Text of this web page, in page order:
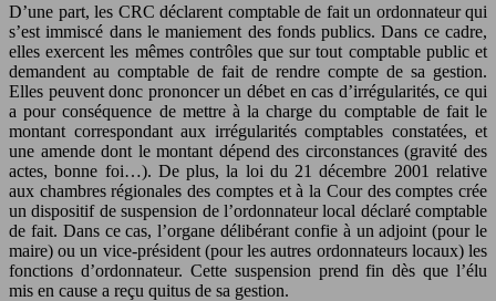
D’une part, les CRC déclarent comptable de fait un ordonnateur qui
s’est immiscé dans le maniement des fonds publics. Dans ce cadre,
elles exercent les mêmes contrôles que sur tout comptable public et
demandent au comptable de fait de rendre compte de sa gestion.
Elles peuvent donc prononcer un débet en cas d’irrégularités, ce qui
a pour conséquence de mettre à la charge du comptable de fait le
montant correspondant aux irrégularités comptables constatées, et
une amende dont le montant dépend des circonstances (gravité des
actes, bonne foi…). De plus, la loi du 21 décembre 2001 relative
aux chambres régionales des comptes et à la Cour des comptes crée
un dispositif de suspension de l’ordonnateur local déclaré comptable
de fait. Dans ce cas, l’organe délibérant confie à un adjoint (pour le
maire) ou un vice-président (pour les autres ordonnateurs locaux) les
fonctions d’ordonnateur. Cette suspension prend fin dès que l’élu
mis en cause a reçu quitus de sa gestion.